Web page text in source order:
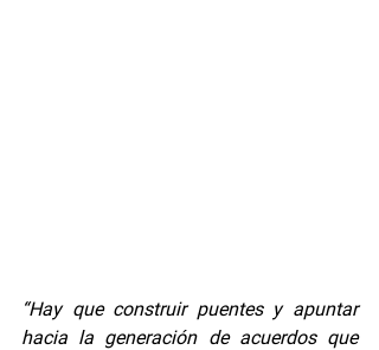
“Hay que construir puentes y apuntar
hacia la generación de acuerdos que